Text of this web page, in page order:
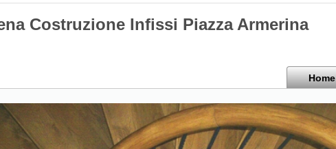
Costruzione Infissi Piazza Armerina
Home